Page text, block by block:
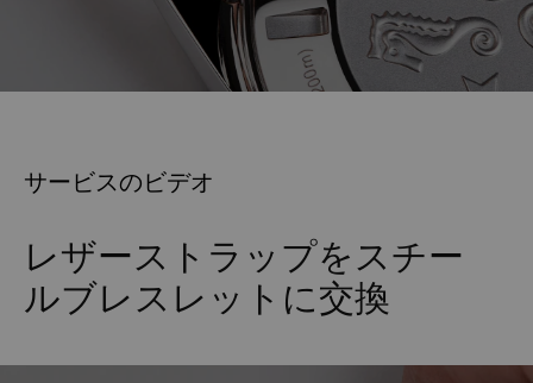
サービスのビデオ
レザーストラップをスチー
ルブレスレットに交換